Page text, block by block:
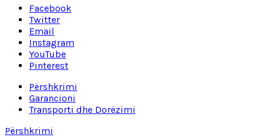
Facebook
Twitter
Email
Instagram
YouTube
Pinterest
Përshkrimi
Garancioni
Transporti dhe Dorëzimi
Përshkrimi